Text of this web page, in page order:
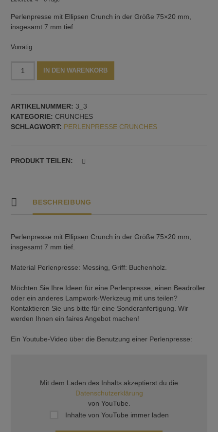
Perlenpresse mit Ellipsen Crunch in der Größe 75×20 mm,
insgesamt 7 mm tief.
Vorrätig
mm,
7
mm
IN DEN WARENKORB
ARTIKELNUMMER: 3_3
KATEGORIE: CRUNCHES
SCHLAGWORT: PERLENPRESSE CRUNCHES
PRODUKT TEILEN:
BESCHREIBUNG
Perlenpresse mit Ellipsen Crunch in der Größe 75×20 mm,
insgesamt 7 mm tief.
Material Perlenpresse: Messing, Griff: Buchenholz.
Möchten Sie Ihre Ideen für eine Perlenpresse, einen Beadroller
oder ein anderes Lampwork-Werkzeug mit uns teilen?
Kontaktieren Sie uns bitte für eine Sonderanfertigung. Wir
werden Ihnen ein faires Angebot machen!
Ein Youtube-Video über die Benutzung einer Perlenpresse:
Mit dem Laden des Inhalts akzeptierst du die
Datenschutzerklärung
von YouTube.
Inhalte von YouTube immer laden